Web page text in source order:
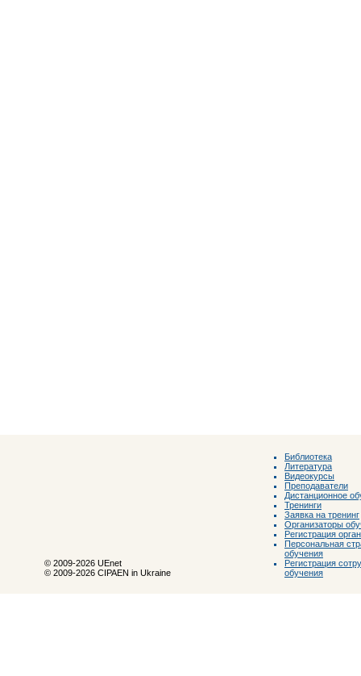
© 2009-2026 UEnet
© 2009-2026 CIPAEN in Ukraine
Библиотека
Литература
Видеокурсы
Преподаватели
Дистанционное
Тренинги
Заявка на тренинг
Организаторы
Регистрация
Персональная
обучения
Регистрация
обучения